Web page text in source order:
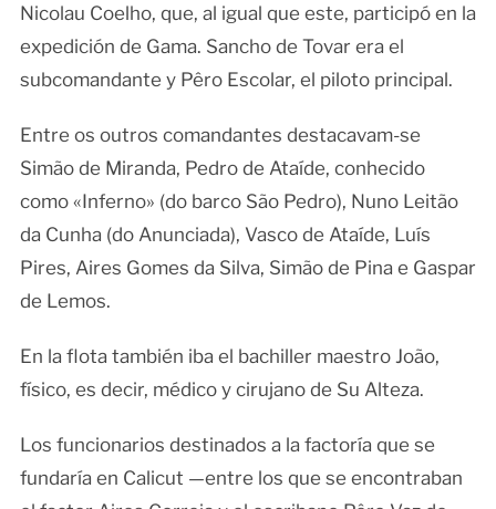
Nicolau Coelho, que, al igual que este, participó en la
expedición de Gama. Sancho de Tovar era el
subcomandante y Pêro Escolar, el piloto principal.
Entre os outros comandantes destacavam-se
Simão de Miranda, Pedro de Ataíde, conhecido
como «Inferno» (do barco São Pedro), Nuno Leitão
da Cunha (do Anunciada), Vasco de Ataíde, Luís
Pires, Aires Gomes da Silva, Simão de Pina e Gaspar
de Lemos.
En la flota también iba el bachiller maestro João,
físico, es decir, médico y cirujano de Su Alteza.
Los funcionarios destinados a la factoría que se
fundaría en Calicut —entre los que se encontraban